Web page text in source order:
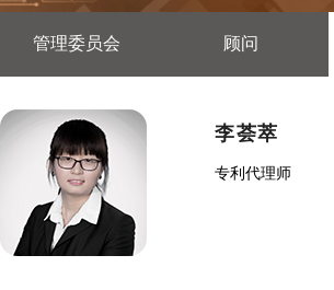
管理委员会 顾问
李荟萃
专利代理师